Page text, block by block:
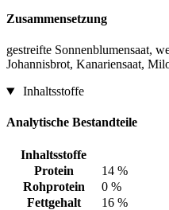
Zusammensetzung
gestreifte Sonnenblumensaat,
Johannisbrot, Kanariensaat,
Inhaltsstoffe
Analytische Bestandteile
Inhaltsstoffe
Protein
14 %
Rohprotein
0 %
Fettgehalt
16 %